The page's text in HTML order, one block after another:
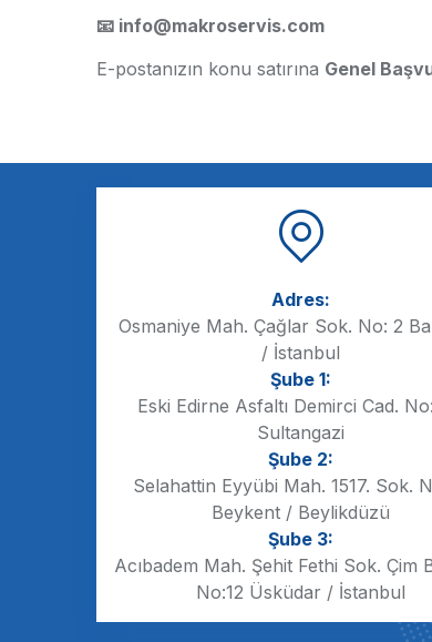
📧 info@makroservis.com
E-postanızın konu satırına Genel
Adres:
Osmaniye Mah. Çağlar Sok. No: 2
/ İstanbul
Şube 1:
Eski Edirne Asfaltı Demirci Cad.
Sultangazi
Şube 2:
Selahattin Eyyübi Mah. 1517. Sok.
Beykent / Beylikdüzü
Şube 3:
Acıbadem Mah. Şehit Fethi Sok. Çim
No:12 Üsküdar / İstanbul